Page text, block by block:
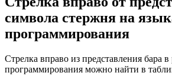
символа стержня на
программирования
Стрелка вправо из представления бара
программирования можно найти в